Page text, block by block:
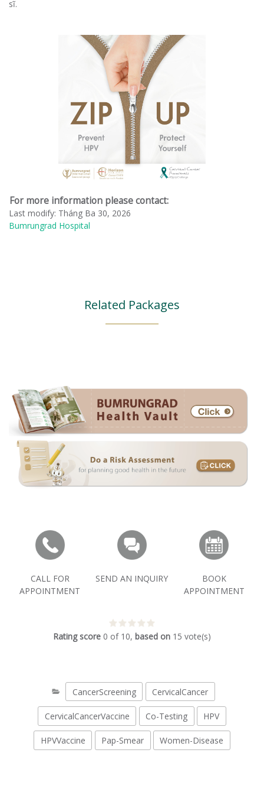
sĩ.
For more information please contact:
Last modify: Tháng Ba 30, 2026
Bumrungrad Hospital
Related Packages
CALL FOR
APPOINTMENT
SEND AN INQUIRY
BOOK
APPOINTMENT
Rating score 0 of 10, based on 15 vote(s)
CancerScreening CervicalCancer
CervicalCancerVaccine Co-Testing HPV
HPVVaccine Pap-Smear Women-Disease